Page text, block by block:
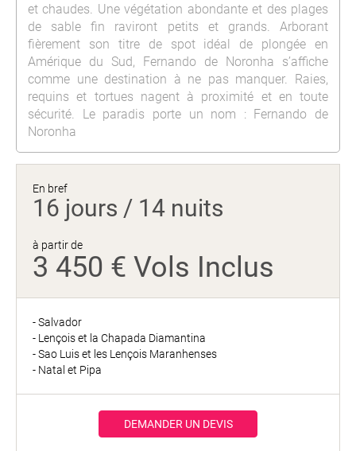
et chaudes. Une végétation abondante et des plages
de sable fin raviront petits et grands. Arborant
fièrement son titre de spot idéal de plongée en
Amérique du Sud, Fernando de Noronha s’affiche
comme une destination à ne pas manquer. Raies,
requins et tortues nagent à proximité et en toute
sécurité. Le paradis porte un nom : Fernando de
Noronha
En bref
16 jours / 14 nuits
à partir de
3 450 € Vols Inclus
- Salvador
- Lençois et la Chapada Diamantina
- Sao Luis et les Lençois Maranhenses
- Natal et Pipa
DEMANDER UN DEVIS